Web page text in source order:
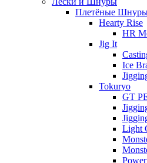
Плетёные
Hearty Rise
HR
Jig It
Ice
Tokuryo
GT
Light